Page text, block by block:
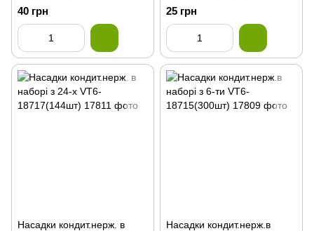
о2,3смVT6-17979 (200шт)
40 грн
відділення VT6-
18754(300шт)
25 грн
Насадки кондит.нерж. в
Насадки кондит.нерж.в